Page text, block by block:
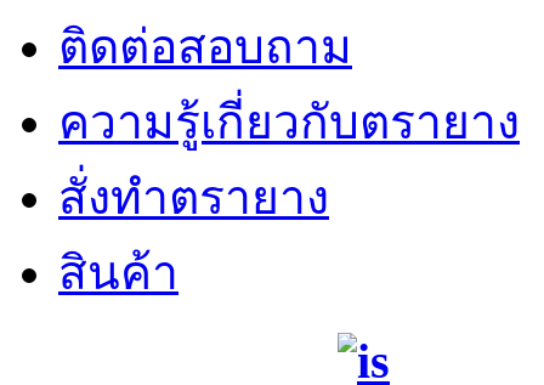
ติดต่อสอบถาม
ความรู้เกี่ยวกับตรายาง
สั่งทำตรายาง
สินค้า